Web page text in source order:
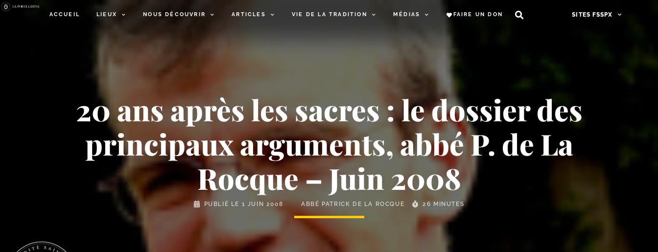
ACCUEIL LIEUX NOUS DÉCOUVRIR ARTICLES VIE DE LA TRADITION MÉDIAS FAIRE UN DON SITES FSSPX
20 ans après les sacres : le dossier des
principaux arguments, abbé P. de La
Rocque – Juin 2008
PUBLIÉ LE 1 JUIN 2008 ABBÉ PATRICK DE LA ROCQUE 26 MINUTES